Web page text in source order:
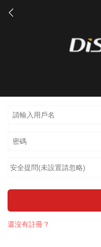
安全提問(未設置請忽略)
還沒有註冊？